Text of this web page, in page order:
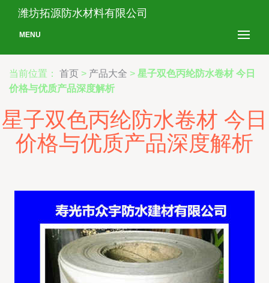
潍坊拓源防水材料有限公司
MENU
当前位置： 首页 > 产品大全 > 星子双色丙纶防水卷材 今日
价格与优质产品深度解析
星子双色丙纶防水卷材 今日
价格与优质产品深度解析